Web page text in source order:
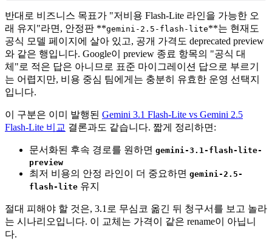
반대로 비즈니스 목표가 "저비용 Flash-Lite 라인을 가능한 오
래 유지"라면, 안정판 **gemini-2.5-flash-lite**는 현재도
공식 모델 페이지에 살아 있고, 공개 가격도 deprecated preview
와 같은 행입니다. Google이 preview 종료 항목의 "공식 대
체"로 적은 답은 아니므로 표준 마이그레이션 답으로 부르기
는 어렵지만, 비용 중심 팀에게는 충분히 유효한 운영 선택지
입니다.
이 구분은 이미 발행된 Gemini 3.1 Flash-Lite vs Gemini 2.5
Flash-Lite 비교 결론과도 같습니다. 짧게 정리하면:
문서화된 후속 경로를 원하면 gemini-3.1-flash-lite-
preview
최저 비용의 안정 라인이 더 중요하면 gemini-2.5-
flash-lite 유지
절대 피해야 할 것은, 3.1로 무심코 옮긴 뒤 청구서를 보고 놀라
는 시나리오입니다. 이 교체는 가격이 같은 rename이 아닙니
다.